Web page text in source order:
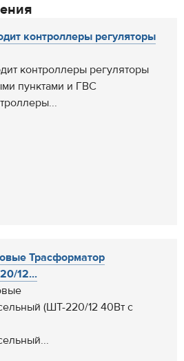
контроллеры регуляторы
контроллеры регуляторы
пунктами и ГВС
Трасформатор
12...
(ШТ-220/12 40Вт с